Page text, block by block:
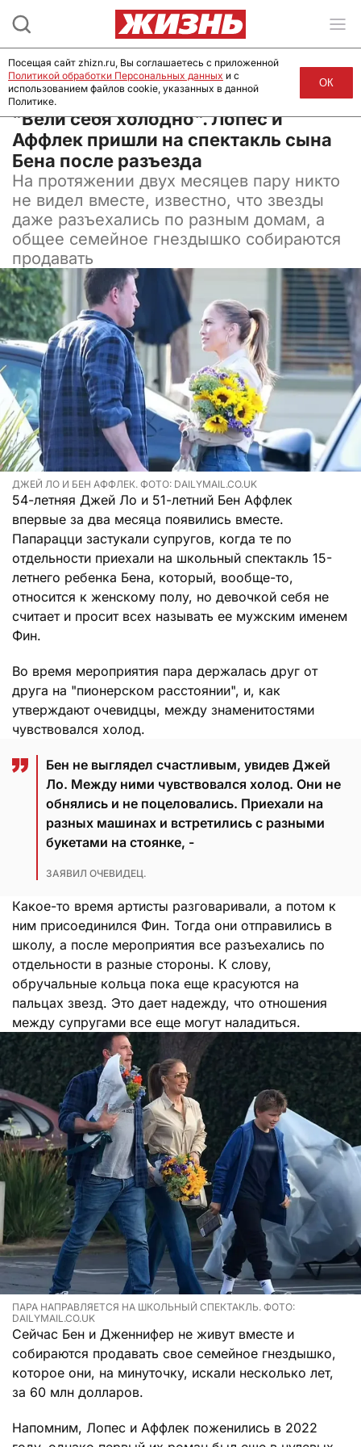
19 мая 2024, 08:00
"Вели себя холодно". Лопес и
Аффлек пришли на спектакль сына
Бена после разъезда
На протяжении двух месяцев пару никто
не видел вместе, известно, что звезды
даже разъехались по разным домам, а
общее семейное гнездышко собираются
продавать
ДЖЕЙ ЛО И БЕН АФФЛЕК. ФОТО: DAILYMAIL.CO.UK
54-летняя Джей Ло и 51-летний Бен Аффлек
впервые за два месяца появились вместе.
Папарацци застукали супругов, когда те по
отдельности приехали на школьный спектакль 15-
летнего ребенка Бена, который, вообще-то,
относится к женскому полу, но девочкой себя не
считает и просит всех называть ее мужским именем
Фин.
Во время мероприятия пара держалась друг от
друга на "пионерском расстоянии", и, как
утверждают очевидцы, между знаменитостями
чувствовался холод.
Бен не выглядел счастливым, увидев Джей
Ло. Между ними чувствовался холод. Они не
обнялись и не поцеловались. Приехали на
разных машинах и встретились с разными
букетами на стоянке, -
ЗАЯВИЛ ОЧЕВИДЕЦ.
Какое-то время артисты разговаривали, а потом к
ним присоединился Фин. Тогда они отправились в
школу, а после мероприятия все разъехались по
отдельности в разные стороны. К слову,
обручальные кольца пока еще красуются на
пальцах звезд. Это дает надежду, что отношения
между супругами все еще могут наладиться.
ПАРА НАПРАВЛЯЕТСЯ НА ШКОЛЬНЫЙ СПЕКТАКЛЬ. ФОТО:
DAILYMAIL.CO.UK
Сейчас Бен и Дженнифер не живут вместе и
собираются продавать свое семейное гнездышко,
которое они, на минуточку, искали несколько лет,
за 60 млн долларов.
Напомним, Лопес и Аффлек поженились в 2022
Посещая сайт zhizn.ru, Вы соглашаетесь с приложенной
Политикой обработки Персональных данных и с
использованием файлов cookie, указанных в данной
Политике.
ОК